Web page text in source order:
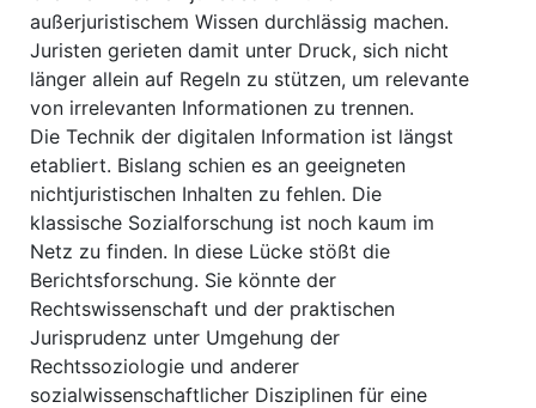
außerjuristischem Wissen durchlässig machen.
Juristen gerieten damit unter Druck, sich nicht
länger allein auf Regeln zu stützen, um relevante
von irrelevanten Informationen zu trennen.
Die Technik der digitalen Information ist längst
etabliert. Bislang schien es an geeigneten
nichtjuristischen Inhalten zu fehlen. Die
klassische Sozialforschung ist noch kaum im
Netz zu finden. In diese Lücke stößt die
Berichtsforschung. Sie könnte der
Rechtswissenschaft und der praktischen
Jurisprudenz unter Umgehung der
Rechtssoziologie und anderer
sozialwissenschaftlicher Disziplinen für eine